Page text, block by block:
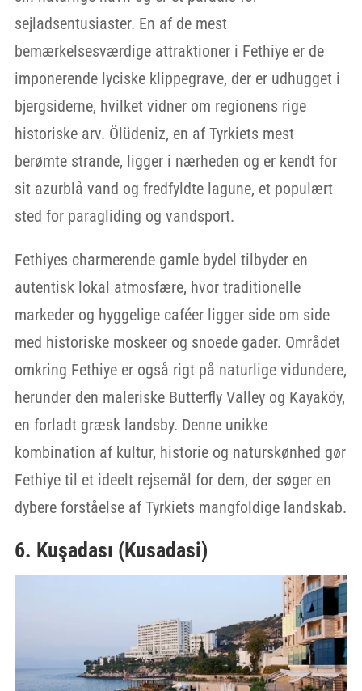
sejladsentusiaster. En af de mest
bemærkelsesværdige attraktioner i Fethiye er de
imponerende lyciske klippegrave, der er udhugget i
bjergsiderne, hvilket vidner om regionens rige
historiske arv. Ölüdeniz, en af Tyrkiets mest
berømte strande, ligger i nærheden og er kendt for
sit azurblå vand og fredfyldte lagune, et populært
sted for paragliding og vandsport.
Fethiyes charmerende gamle bydel tilbyder en
autentisk lokal atmosfære, hvor traditionelle
markeder og hyggelige caféer ligger side om side
med historiske moskeer og snoede gader. Området
omkring Fethiye er også rigt på naturlige vidundere,
herunder den maleriske Butterfly Valley og Kayaköy,
en forladt græsk landsby. Denne unikke
kombination af kultur, historie og naturskønhed gør
Fethiye til et ideelt rejsemål for dem, der søger en
dybere forståelse af Tyrkiets mangfoldige landskab.
6. Kuşadası (Kusadasi)